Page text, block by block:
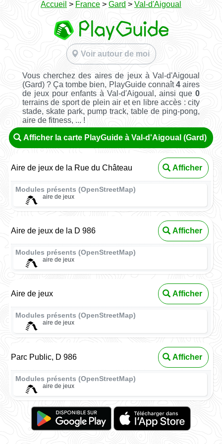
Accueil > France > Gard > Val-d'Aigoual
Voir autour de moi
Vous cherchez des aires de jeux à Val-d'Aigoual
(Gard) ? Ça tombe bien, PlayGuide connaît4 aires
de jeux pour enfants à Val-d'Aigoual, ainsi que0
terrains de sport de plein air et en libre accès : city
stade, skate park, pump track, table de ping-pong,
aire de fitness, ... !
Afficher la carte PlayGuide à Val-d'Aigoual (Gard)
Aire de jeux de la Rue du Château Afficher
Modules présents (OpenStreetMap)
aire de jeux
Aire de jeux de la D 986 Afficher
Modules présents (OpenStreetMap)
aire de jeux
Aire de jeux Afficher
Modules présents (OpenStreetMap)
aire de jeux
Parc Public, D 986 Afficher
Modules présents (OpenStreetMap)
aire de jeux